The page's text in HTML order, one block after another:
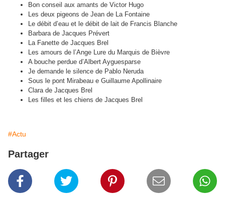
Bon conseil aux amants de Victor Hugo
Les deux pigeons de Jean de La Fontaine
Le débit d’eau et le débit de lait de Francis Blanche
Barbara de Jacques Prévert
La Fanette de Jacques Brel
Les amours de l’Ange Lure du Marquis de Bièvre
A bouche perdue d’Albert Ayguesparse
Je demande le silence de Pablo Neruda
Sous le pont Mirabeau e Guillaume Apollinaire
Clara de Jacques Brel
Les filles et les chiens de Jacques Brel
#Actu
Partager